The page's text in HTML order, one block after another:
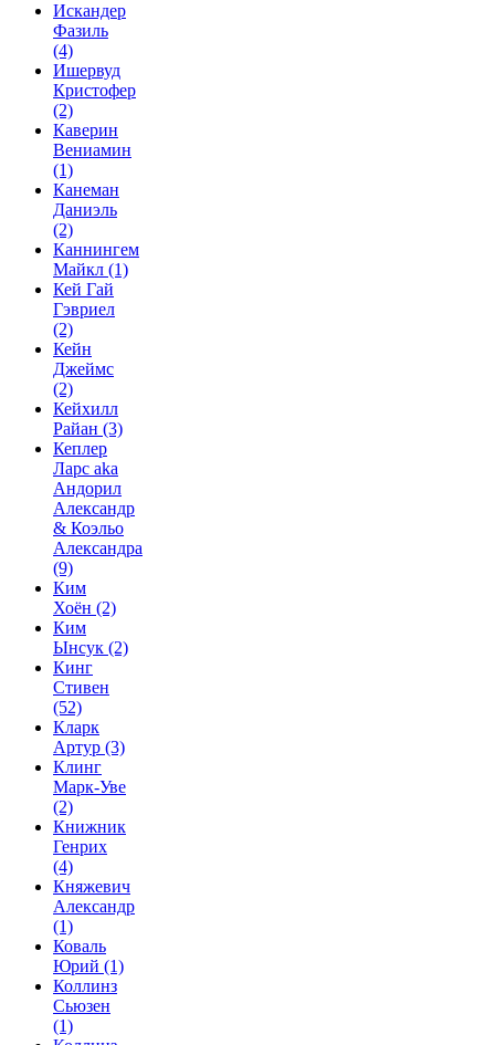
Искандер
Фазиль
(4)
Ишервуд
Кристофер
(2)
Каверин
Вениамин
(1)
Канеман
Даниэль
(2)
Каннингем
Майкл (1)
Кей Гай
Гэвриел
(2)
Кейн
Джеймс
(2)
Кейхилл
Райан (3)
Кеплер
Ларс aka
Андорил
Александр
& Коэльо
Александра
(9)
Ким
Хоён (2)
Ким
Ынсук (2)
Кинг
Стивен
(52)
Кларк
Артур (3)
Клинг
Марк-Уве
(2)
Книжник
Генрих
(4)
Княжевич
Александр
(1)
Коваль
Юрий (1)
Коллинз
Сьюзен
(1)